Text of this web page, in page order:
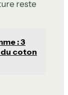
reste
: 3
coton